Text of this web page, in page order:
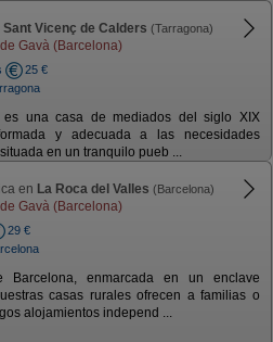
Sant Vicenç de Calders (Tarragona)
de Gavà (Barcelona)
25 €
es una casa de mediados del siglo XIX
y adecuada a las necesidades
en un tranquilo pueb ...
en La Roca del Valles (Barcelona)
de Gavà (Barcelona)
29 €
Barcelona, enmarcada en un enclave
casas rurales ofrecen a familias o
alojamientos independ ...